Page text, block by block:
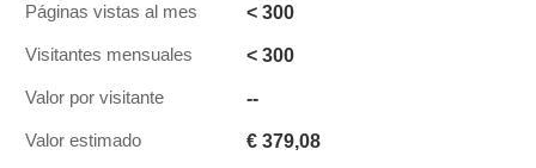
Páginas vistas al mes < 300
Visitantes mensuales < 300
Valor por visitante --
Valor estimado € 379,08